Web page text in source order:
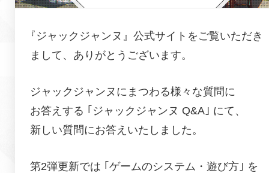
『 ジャックジャンヌ 』公式サイトをご覧いただき
まして、ありがとうございます。
ジャックジャンヌ にまつわる様々な質問に
お答えする ｢ ジャックジャンヌ Q&A｣ にて、
新しい質問にお答えいたしました。
第2弾更新では ｢ゲームのシステム・遊び方｣ を